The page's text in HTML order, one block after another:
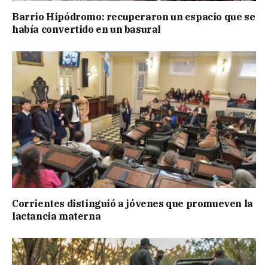
Barrio Hipódromo: recuperaron un espacio que se
había convertido en un basural
Corrientes distinguió a jóvenes que promueven la
lactancia materna